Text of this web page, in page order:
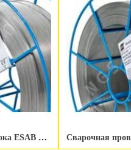
Сварочная проволока ESAB OK Autrod 430Ti 1.0 мм 250 kg